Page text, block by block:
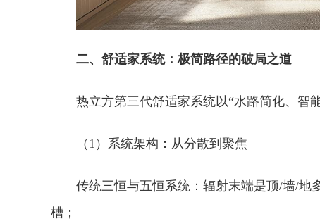
二、舒适家系统：极简路径的破局之道
热立方第三代舒适家系统以“水路简化、智
（1）系统架构：从分散到聚焦
传统三恒与五恒系统：辐射末端是顶/墙/地
槽；